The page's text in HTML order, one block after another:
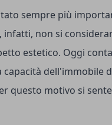
sempre più
infatti, non si
estetico. Oggi
dell'immobile
questo motivo si